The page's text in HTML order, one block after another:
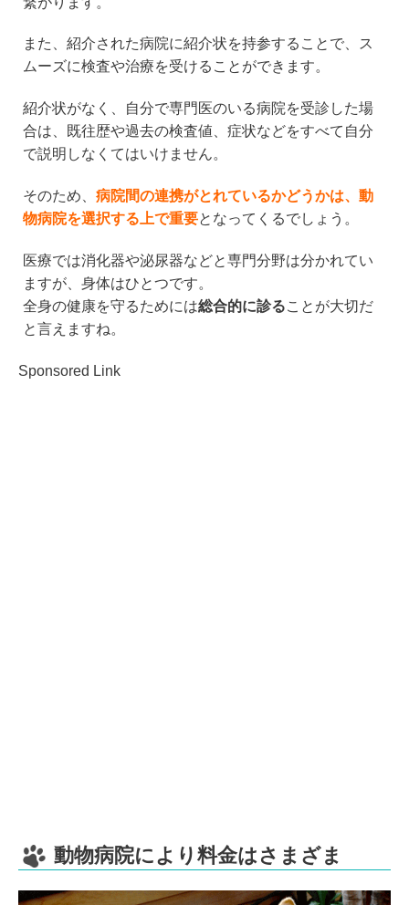
また、紹介された病院に紹介状を持参することで、ス
ムーズに検査や治療を受けることができます。
紹介状がなく、自分で専門医のいる病院を受診した場
合は、既往歴や過去の検査値、症状などをすべて自分
で説明しなくてはいけません。
そのため、 病院間の連携がとれているかどうかは、動
物病院を選択する上で重要となってくるでしょう。
医療では消化器や泌尿器などと専門分野は分かれてい
ますが、身体はひとつです。
全身の健康を守るためには総合的に診ることが大切だ
と言えますね。
Sponsored Link
動物病院により料金はさまざま